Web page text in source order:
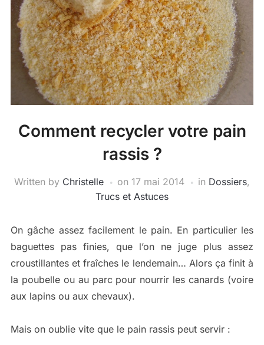
Comment recycler votre pain
rassis ?
Written by Christelle on 17 mai 2014 in Dossiers,
Trucs et Astuces
On gâche assez facilement le pain. En particulier les
baguettes pas finies, que l’on ne juge plus assez
croustillantes et fraîches le lendemain… Alors ça finit à
la poubelle ou au parc pour nourrir les canards (voire
aux lapins ou aux chevaux).
Mais on oublie vite que le pain rassis peut servir :